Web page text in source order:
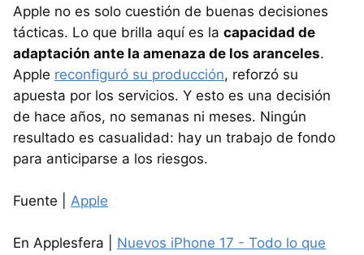
Apple no es solo cuestión de buenas decisiones
tácticas. Lo que brilla aquí es la capacidad de
adaptación ante la amenaza de los aranceles.
Apple reconfiguró su producción, reforzó su
apuesta por los servicios. Y esto es una decisión
de hace años, no semanas ni meses. Ningún
resultado es casualidad: hay un trabajo de fondo
para anticiparse a los riesgos.
Fuente | Apple
En Applesfera | Nuevos iPhone 17 - Todo lo que